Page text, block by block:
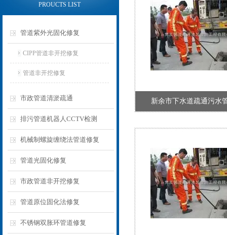
PROUCTS LIST
管道紫外光固化修复
CIPP管道非开挖修复
管道非开挖修复
市政管道清淤疏通
排污管道机器人CCTV检测
机械制螺旋缠绕法管道修复
管道光固化修复
市政管道非开挖修复
管道原位固化法修复
不锈钢双胀环管道修复
新余市下水道疏通污水